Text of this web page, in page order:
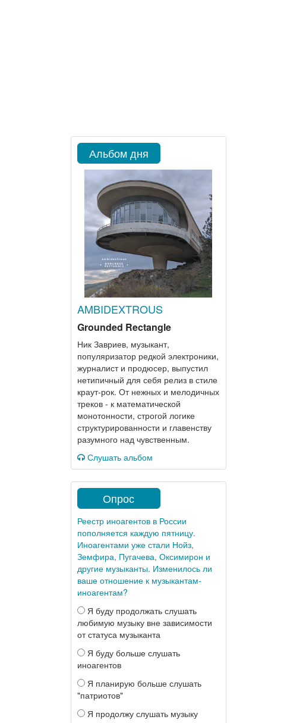
Альбом дня
AMBIDEXTROUS
Grounded Rectangle
Ник Завриев, музыкант,
популяризатор редкой электроники,
журналист и продюсер, выпустил
нетипичный для себя релиз в стиле
краут-рок. От нежных и мелодичных
треков - к математической
монотонности, строгой логике
структурированности и главенству
разумного над чувственным.
Слушать альбом
Опрос
Реестр иноагентов в России
пополняется каждую пятницу.
Иноагентами уже стали Нойз,
Земфира, Пугачева, Оксимирон и
другие музыканты. Изменилось ли
ваше отношение к музыкантам-
иноагентам?
Я буду продолжать слушать
любимую музыку вне зависимости
от статуса музыканта
Я буду больше слушать
иноагентов
Я планирую больше слушать
"патриотов"
Я продолжу слушать музыку